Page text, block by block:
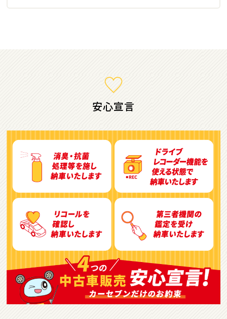
2
アルファード
位
トヨタ
ヴォクシー
ＳＵＶ・クロカン
1 位
トヨタ
ヤリスクロス
安心宣言